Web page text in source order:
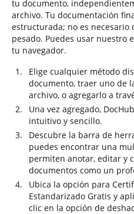
tu documento,
archivo. Tu documentación
estructurada; no es
pesado. Puedes usar nuestro
tu navegador.
Elige cualquier método
documento, traer uno de
archivo, o agregarlo a
Una vez agregado,
intuitivo y sencillo.
Descubre la barra de
puedes encontrar una
permiten anotar, editar y
documentos como un
Ubica la opción para
Estandarizado Gratis y
clic en la opción de